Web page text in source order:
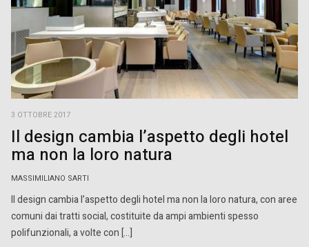
3 OTTOBRE 2017
Il design cambia l’aspetto degli hotel
ma non la loro natura
MASSIMILIANO SARTI
Il design cambia l’aspetto degli hotel ma non la loro natura, con aree
comuni dai tratti social, costituite da ampi ambienti spesso
polifunzionali, a volte con […]